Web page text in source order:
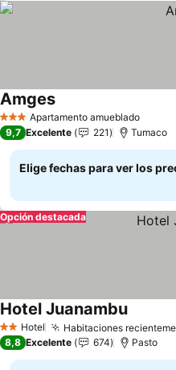
3 EstrellasApartamento amueblado
AmgesVer precios
9,7 Excelente 221 Tumaco
Elige fechas para ver los
Opción destacada
2 Estrellas
Hotel Habitaciones
Hotel JuanambuVer
8,8 Excelente 674 Pasto